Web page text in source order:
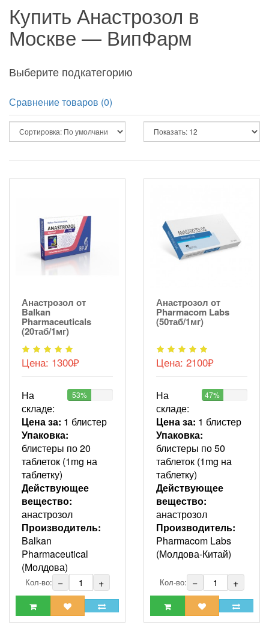
Купить Анастрозол в
Москве — ВипФарм
Выберите подкатегорию
Сравнение товаров (0)
Анастрозол от
Balkan
Pharmaceuticals
(20таб/1мг)
Цена: 1300₽
На
складе:
53%
Цена за: 1 блистер
Упаковка:
блистеры по 20
таблеток (1mg на
таблетку)
Действующее
вещество:
анастрозол
Производитель:
Balkan
Pharmaceutical
(Молдова)
Кол-во: − +
Анастрозол от
Pharmacom Labs
(50таб/1мг)
Цена: 2100₽
На
складе:
47%
Цена за: 1 блистер
Упаковка:
блистеры по 50
таблеток (1mg на
таблетку)
Действующее
вещество:
анастрозол
Производитель:
Pharmacom Labs
(Молдова-Китай)
Кол-во: − +